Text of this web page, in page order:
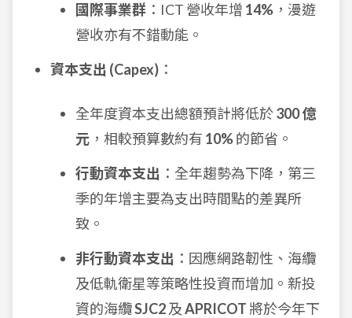
國際事業群 ：ICT 營收年增 14% ，漫遊
營收亦有不錯動能。
資本支出 (Capex) ：
全年度資本支出總額預計將低於300 億
元 ，相較預算數約有 10%的節省。
行動資本支出 ：全年趨勢為下降，第三
季的年增主要為支出時間點的差異所
致。
非行動資本支出 ：因應網路韌性、海纜
及低軌衛星等策略性投資而增加。新投
資的海纜SJC2及APRICOT 將於今年下